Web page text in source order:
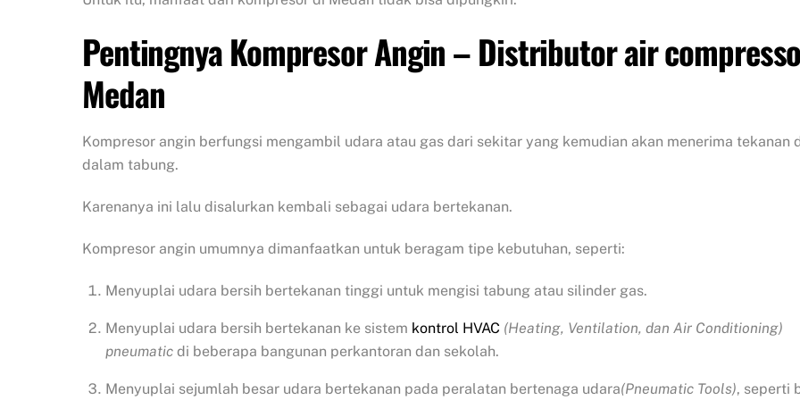
Pentingnya Kompresor Angin – Distributor air
Medan
Kompresor angin berfungsi mengambil udara atau gas dari sekitar yang kemudian akan menerima tekanan
dalam tabung.
Karenanya ini lalu disalurkan kembali sebagai udara bertekanan.
Kompresor angin umumnya dimanfaatkan untuk beragam tipe kebutuhan, seperti:
Menyuplai udara bersih bertekanan tinggi untuk mengisi tabung atau silinder gas.
Menyuplai udara bersih bertekanan ke sistem kontrol HVAC (Heating, Ventilation, dan Air Conditioning)
pneumaticdi beberapa bangunan perkantoran dan sekolah.
Menyuplai sejumlah besar udara bertekanan pada peralatan bertenaga udara(Pneumatic Tools), seperti